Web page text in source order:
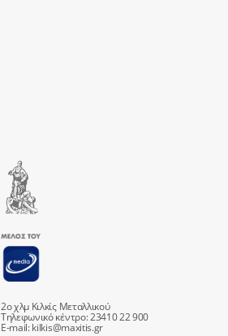
2ο χλμ Κιλκίς Μεταλλικού
Τηλεφωνικό κέντρο: 23410 22 900
E-mail:kilkis@maxitis.gr